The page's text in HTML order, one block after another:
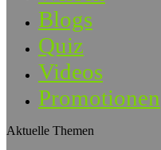
Blogs
Quiz
Videos
Promotionen
Aktuelle Themen